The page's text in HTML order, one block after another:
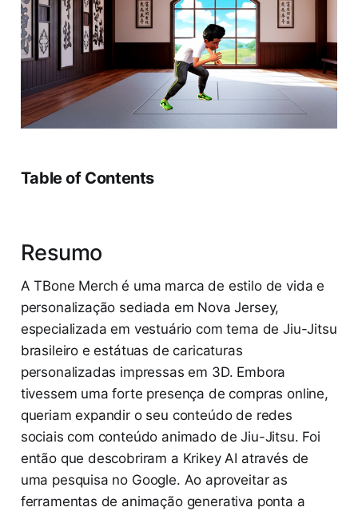
Table of Contents
Resumo
A TBone Merch é uma marca de estilo de vida e
personalização sediada em Nova Jersey,
especializada em vestuário com tema de Jiu-Jitsu
brasileiro e estátuas de caricaturas
personalizadas impressas em 3D. Embora
tivessem uma forte presença de compras online,
queriam expandir o seu conteúdo de redes
sociais com conteúdo animado de Jiu-Jitsu. Foi
então que descobriram a Krikey AI através de
uma pesquisa no Google. Ao aproveitar as
ferramentas de animação generativa ponta a